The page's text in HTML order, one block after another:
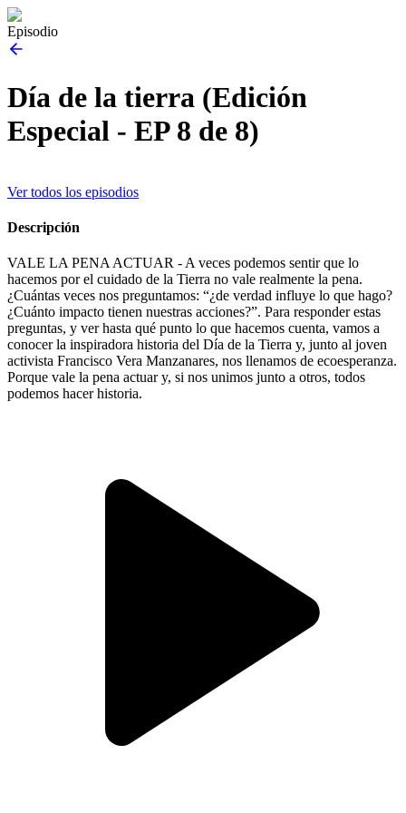
Episodio
Día de la tierra (Edición
Especial - EP 8 de 8)
Ver todos los episodios
Descripción
VALE LA PENA ACTUAR - A veces podemos sentir que lo
hacemos por el cuidado de la Tierra no vale realmente la pena.
¿Cuántas veces nos preguntamos: “¿de verdad influye lo que hago?
¿Cuánto impacto tienen nuestras acciones?”. Para responder estas
preguntas, y ver hasta qué punto lo que hacemos cuenta, vamos a
conocer la inspiradora historia del Día de la Tierra y, junto al joven
activista Francisco Vera Manzanares, nos llenamos de ecoesperanza.
Porque vale la pena actuar y, si nos unimos junto a otros, todos
podemos hacer historia.